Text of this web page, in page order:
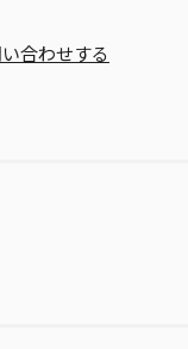
合わせする